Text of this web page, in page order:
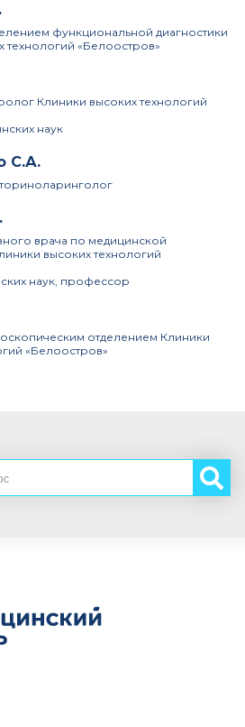
функциональной диагностики
технологий «Белоостров»
Клиники высоких технологий
наук
С.А.
врача по медицинской
высоких технологий
наук, профессор
отделением Клиники
«Белоостров»